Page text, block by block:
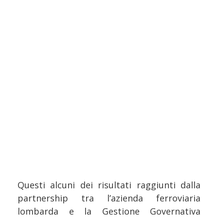
Questi alcuni dei risultati raggiunti dalla
partnership tra l’azienda ferroviaria
lombarda e la Gestione Governativa